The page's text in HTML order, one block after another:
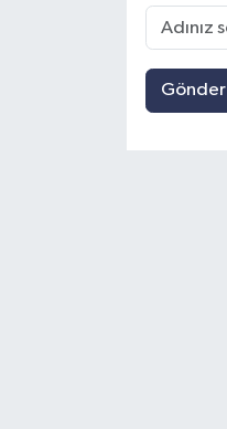
Gönder